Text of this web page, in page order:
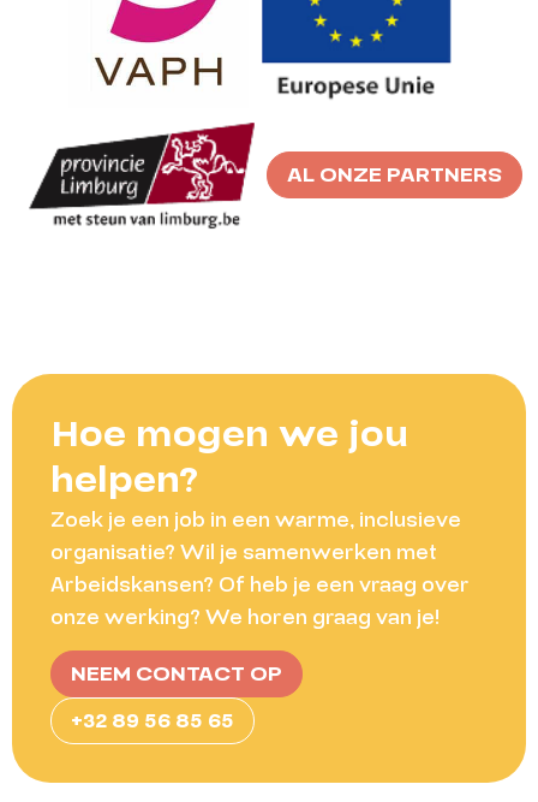
AL ONZE PARTNERS
Hoe mogen we jou
helpen?
Zoek je een job in een warme, inclusieve
organisatie? Wil je samenwerken met
Arbeidskansen? Of heb je een vraag over
onze werking? We horen graag van je!
NEEM CONTACT OP
+32 89 56 85 65